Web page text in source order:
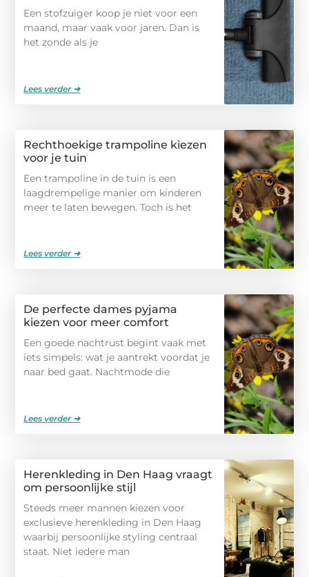
Een stofzuiger koop je niet voor een
maand, maar vaak voor jaren. Dan is
het zonde als je
Lees verder ➜
Rechthoekige trampoline kiezen
voor je tuin
Een trampoline in de tuin is een
laagdrempelige manier om kinderen
meer te laten bewegen. Toch is het
Lees verder ➜
De perfecte dames pyjama
kiezen voor meer comfort
Een goede nachtrust begint vaak met
iets simpels: wat je aantrekt voordat je
naar bed gaat. Nachtmode die
Lees verder ➜
Herenkleding in Den Haag vraagt
om persoonlijke stijl
Steeds meer mannen kiezen voor
exclusieve herenkleding in Den Haag
waarbij persoonlijke styling centraal
staat. Niet iedere man